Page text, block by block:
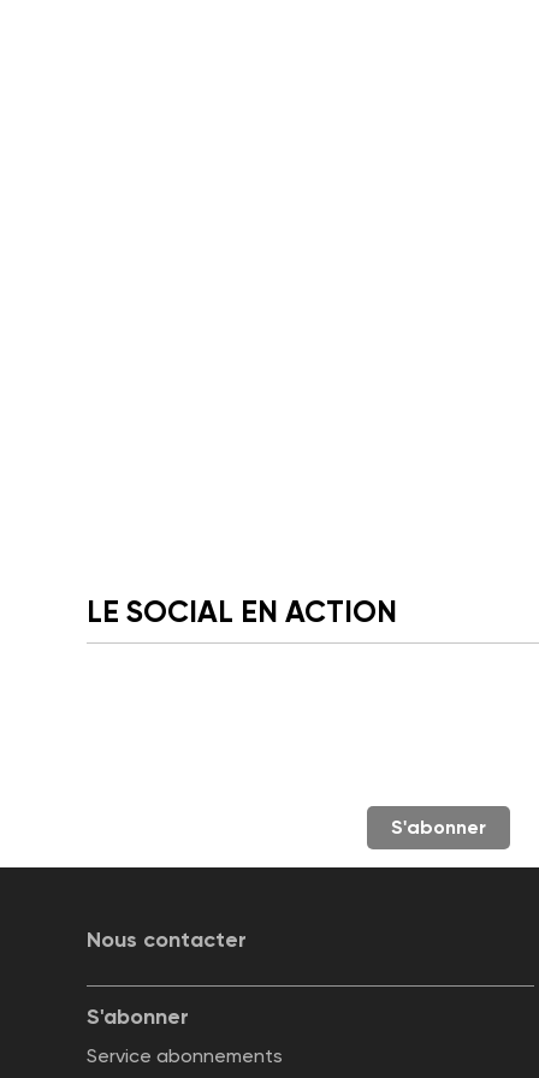
LE SOCIAL EN ACTION
S'abonner
Nous contacter
S'abonner
Service abonnements